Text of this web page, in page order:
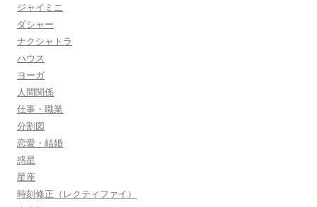
ジャイミニ
ダシャー
ナクシャトラ
ハウス
ヨーガ
人間関係
仕事・職業
分割図
恋愛・結婚
惑星
星座
時刻修正（レクティファイ）